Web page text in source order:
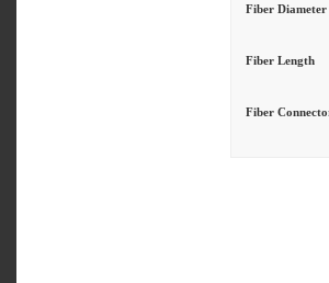
Fiber Diameter
Fiber Length
Fiber